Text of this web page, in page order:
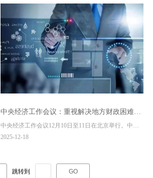
次发布LPR之前有效。
中央经济工作会议：重视解决地方财政困难，
多措并举化解平台经营性债务
中央经济工作会议12月10日至11日在北京举行。中共
中央总书记、国家主席、中央军委主席习近平出席会
2025-12-18
跳转到 GO